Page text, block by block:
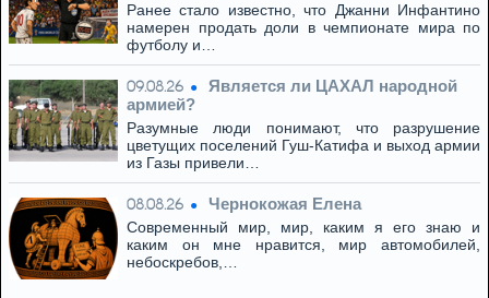
Ранее стало известно, что Джанни Инфантино
намерен продать доли в чемпионате мира по
футболу и…
09.08.26
Является ли ЦАХАЛ народной
армией?
Разумные люди понимают, что разрушение
цветущих поселений Гуш-Катифа и выход армии
из Газы привели…
08.08.26 Чернокожая Елена
Современный мир, мир, каким я его знаю и
каким он мне нравится, мир автомобилей,
небоскребов,…